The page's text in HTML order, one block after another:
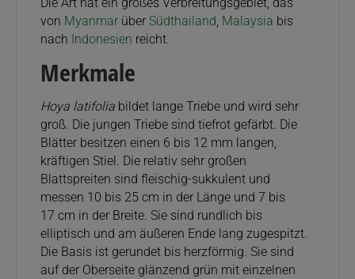
von Myanmar über Südthailand Malaysia bis
nach Indonesien reicht.
Merkmale
Hoya latifolia bildet lange Triebe und wird sehr
groß. Die jungen Triebe sind tiefrot gefärbt. Die
Blätter besitzen einen 6 bis 12 mm langen,
kräftigen Stiel. Die relativ sehr großen
Blattspreiten sind fleischig-sukkulent und
messen 10 bis 25 cm in der Länge und 7 bis
17 cm in der Breite. Sie sind rundlich bis
elliptisch und am äußeren Ende lang zugespitzt.
Die Basis ist gerundet bis herzförmig. Sie sind
auf der Oberseite glänzend grün mit einzelnen